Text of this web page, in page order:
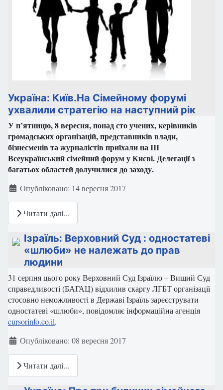
Україна: Київ.На Сімейному форумі
ухвалили стратегію на наступний рік
У п’ятницю, 8 вересня, понад сто учених, керівників
громадських організацій, представників влади,
бізнесменів та журналістів приїхали на ІІІ
Всеукраїнський сімейний форум у Києві. Делегації з
багатьох областей долучилися до заходу.
ДеталіОпубліковано: 14 вересня 2017
Читати далі...
Ізраїль: Верховний Суд : одностатеві
«шлюби» не належать до прав
людини
31 серпня цього року Верховний Суд Ізраїлю – Вищий Суд
справедливості (БАГАЦ) відхилив скаргу ЛГБТ організації
стосовно неможливості в Державі Ізраїль зареєструвати
одностатеві «шлюби», повідомляє інформаційна агенція
cursorinfo.co.il.
ДеталіОпубліковано: 08 вересня 2017
Читати далі...